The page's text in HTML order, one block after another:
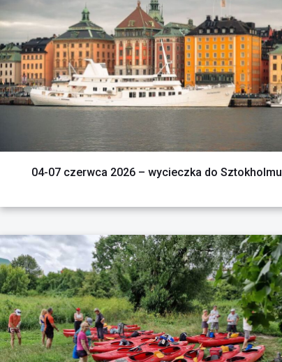
CZYTAJ WIĘCEJ
04-07 czerwca 2026 – wycieczka do Sztokholmu
CZYTAJ WIĘCEJ